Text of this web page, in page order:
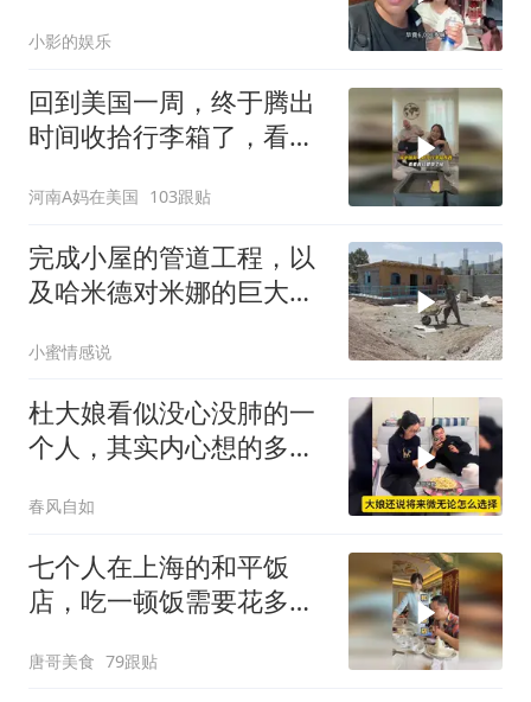
小影的娱乐
回到美国一周，终于腾出
时间收拾行李箱了，看看
贝
河南A妈在美国 103跟贴
完成小屋的管道工程，以
及哈米德对米娜的巨大帮
小蜜情感说
杜大娘看似没心没肺的一
个人，其实内心想的多，
春风自如
七个人在上海的和平饭
店，吃一顿饭需要花多少
唐哥美食 79跟贴